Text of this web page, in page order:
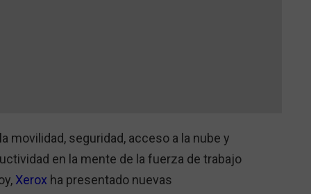
movilidad, seguridad, acceso a la nube y
en la mente de la fuerza de trabajo
Xerox ha presentado nuevas